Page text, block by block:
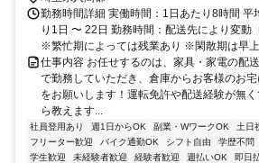
勤務時間詳細 実働時間：1日あたり8時間 平
り1日 〜 22日 勤務時間：配送先により変動
※繁忙期によっては残業あり ※閑散期は早上
仕事内容 お任せするのは、家具・家電の配
で勤務していただき、倉庫からお客様のお
をお願いします！運転免許や配送経験が無
ら教えます...
社員登用あり 週1日からOK 副業・WワークOK 土日
フリーター歓迎
バイク通勤OK シフト自由 学歴不問
学生歓迎
未経験者歓迎 経験者歓迎 週払いOK 即日